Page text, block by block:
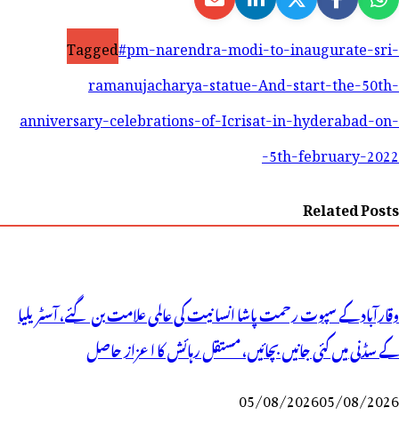
Tagged#pm-narendra-modi-to-inaugurate-sri-
ramanujacharya-statue-And-start-the-50th-
anniversary-celebrations-of-Icrisat-in-hyderabad-on-
5th-february-2022-
Related Posts
وقارآباد کے سپوت رحمت پاشا انسانیت کی عالمی علامت بن گئے، آسٹریلیا
کے سڈنی میں کئی جانیں بچائیں، مستقل رہائش کا اعزاز حاصل
05/08/202605/08/2026